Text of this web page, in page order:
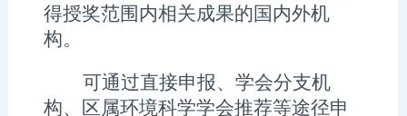
得授奖范围内相关成果的国内外机
构。
可通过直接申报、学会分支机
构、区属环境科学学会推荐等途径申